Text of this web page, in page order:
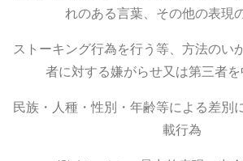
れのある言葉、その他の表現
ストーキング行為を行う等、方法のい
者に対する嫌がらせ又は第三者
民族・人種・性別・年齢等による差別
載行為